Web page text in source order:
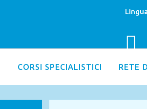
Lingua
CORSI SPECIALISTICI RETE